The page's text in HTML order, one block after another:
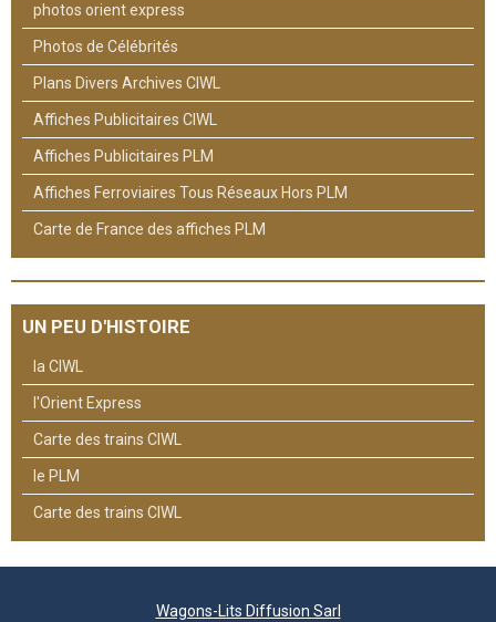
photos orient express
Photos de Célébrités
Plans Divers Archives CIWL
Affiches Publicitaires CIWL
Affiches Publicitaires PLM
Affiches Ferroviaires Tous Réseaux Hors PLM
Carte de France des affiches PLM
UN PEU D'HISTOIRE
la CIWL
l'Orient Express
Carte des trains CIWL
le PLM
Carte des trains CIWL
Wagons-Lits Diffusion Sarl